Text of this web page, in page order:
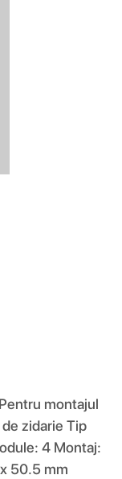
montajul
zidarie Tip
4 Montaj:
50.5 mm